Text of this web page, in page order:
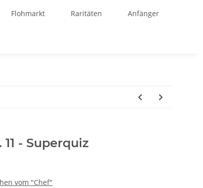
Flohmarkt Raritäten Anfänger
- Superquiz
vom "Chef"